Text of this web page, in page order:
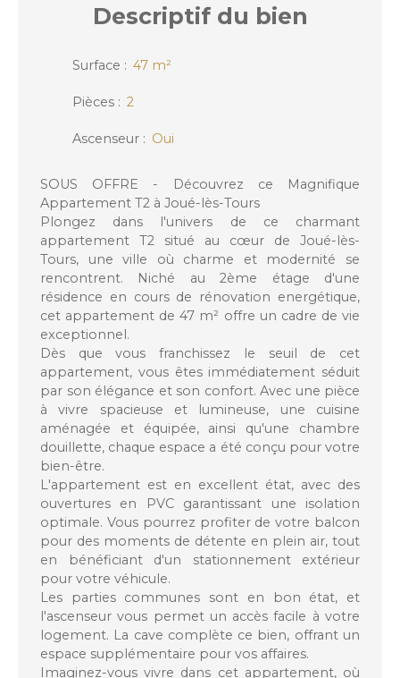
Descriptifdu bien
Surface : 47 m²
Pièces : 2
Ascenseur : Oui
SOUS OFFRE - Découvrez ce Magnifique
Appartement T2 à Joué-lès-Tours
Plongez dans l'univers de ce charmant
appartement T2 situé au cœur de Joué-lès-
Tours, une ville où charme et modernité se
rencontrent. Niché au 2ème étage d'une
résidence en cours de rénovation energétique,
cet appartement de 47 m² offre un cadre de vie
exceptionnel.
Dès que vous franchissez le seuil de cet
appartement, vous êtes immédiatement séduit
par son élégance et son confort. Avec une pièce
à vivre spacieuse et lumineuse, une cuisine
aménagée et équipée, ainsi qu'une chambre
douillette, chaque espace a été conçu pour votre
bien-être.
L'appartement est en excellent état, avec des
ouvertures en PVC garantissant une isolation
optimale. Vous pourrez profiter de votre balcon
pour des moments de détente en plein air, tout
en bénéficiant d'un stationnement extérieur
pour votre véhicule.
Les parties communes sont en bon état, et
l'ascenseur vous permet un accès facile à votre
logement. La cave complète ce bien, offrant un
espace supplémentaire pour vos affaires.
Imaginez-vous vivre dans cet appartement, où